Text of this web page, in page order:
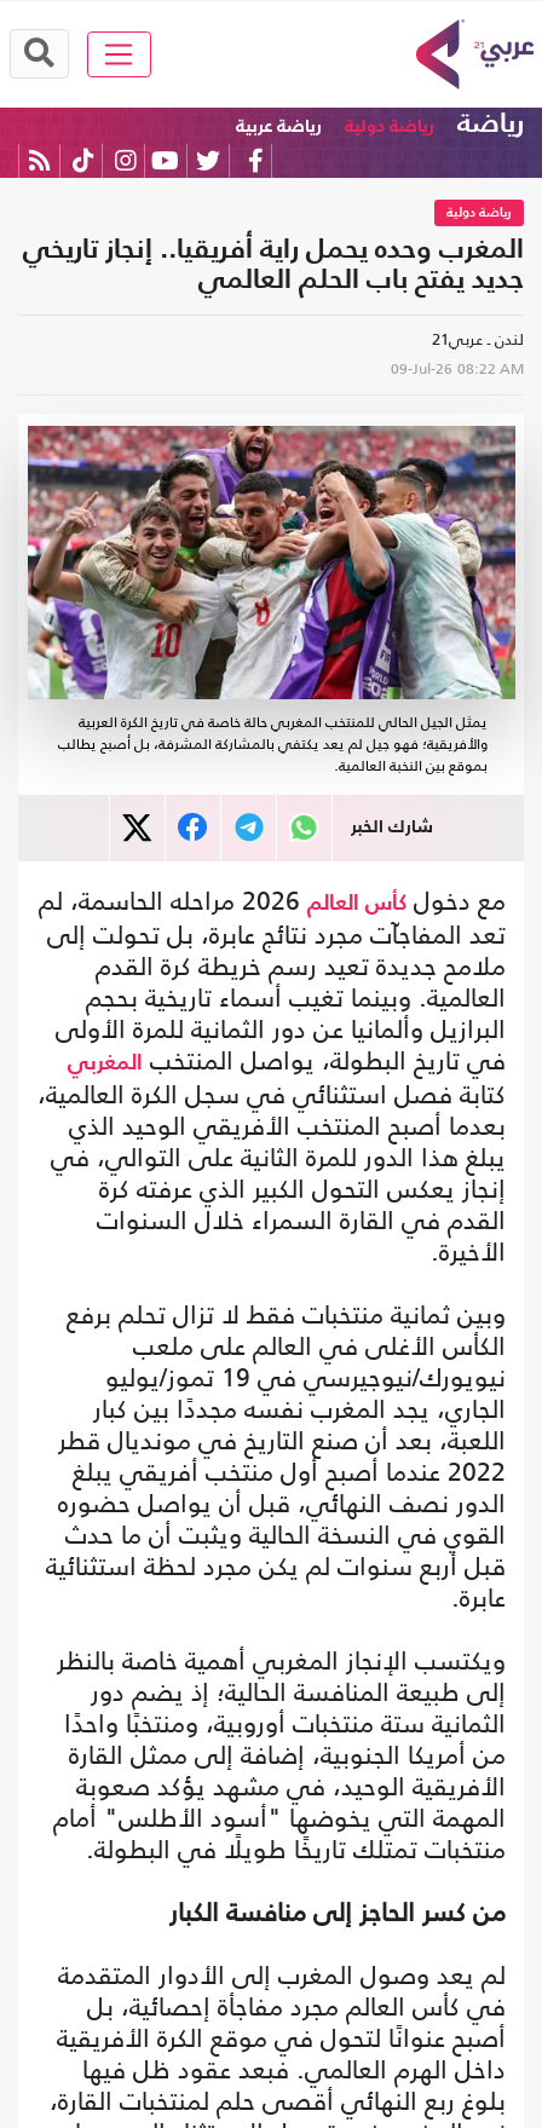
رياضة رياضة دولية رياضة عربية
رياضة دولية
المغرب وحده يحمل راية أفريقيا.. إنجاز تاريخي
جديد يفتح باب الحلم العالمي
لندن ـ عربي21
09-Jul-26 08:22 AM
يمثل الجيل الحالي للمنتخب المغربي حالة خاصة في تاريخ الكرة العربية
والأفريقية؛ فهو جيل لم يعد يكتفي بالمشاركة المشرفة، بل أصبح يطالب
بموقع بين النخبة العالمية.
شارك الخبر
مع دخول كأس العالم
2026 مراحله الحاسمة، لم
تعد المفاجآت مجرد نتائج عابرة، بل تحولت إلى
ملامح جديدة تعيد رسم خريطة كرة القدم
العالمية. وبينما تغيب أسماء تاريخية بحجم
البرازيل وألمانيا عن دور الثمانية للمرة الأولى
في تاريخ البطولة، يواصل المنتخب المغربي
كتابة فصل استثنائي في سجل الكرة العالمية،
بعدما أصبح المنتخب الأفريقي الوحيد الذي
يبلغ هذا الدور للمرة الثانية على التوالي، في
إنجاز يعكس التحول الكبير الذي عرفته كرة
القدم في القارة السمراء خلال السنوات
الأخيرة.
وبين ثمانية منتخبات فقط لا تزال تحلم برفع
الكأس الأغلى في العالم على ملعب
نيويورك/نيوجيرسي في 19 تموز/يوليو
الجاري، يجد المغرب نفسه مجددًا بين كبار
اللعبة، بعد أن صنع التاريخ في مونديال قطر
2022 عندما أصبح أول منتخب أفريقي يبلغ
الدور نصف النهائي، قبل أن يواصل حضوره
القوي في النسخة الحالية ويثبت أن ما حدث
قبل أربع سنوات لم يكن مجرد لحظة استثنائية
عابرة.
ويكتسب الإنجاز المغربي أهمية خاصة بالنظر
إلى طبيعة المنافسة الحالية؛ إذ يضم دور
الثمانية ستة منتخبات أوروبية، ومنتخبًا واحدًا
من أمريكا الجنوبية، إضافة إلى ممثل القارة
الأفريقية الوحيد، في مشهد يؤكد صعوبة
المهمة التي يخوضها "أسود الأطلس" أمام
منتخبات تمتلك تاريخًا طويلًا في البطولة.
من كسر الحاجز إلى منافسة الكبار
لم يعد وصول المغرب إلى الأدوار المتقدمة
في كأس العالم مجرد مفاجأة إحصائية، بل
أصبح عنوانًا لتحول في موقع الكرة الأفريقية
داخل الهرم العالمي. فبعد عقود ظل فيها
بلوغ ربع النهائي أقصى حلم لمنتخبات القارة،